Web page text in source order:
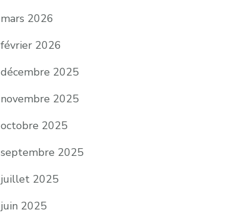
mars 2026
février 2026
décembre 2025
novembre 2025
octobre 2025
septembre 2025
juillet 2025
juin 2025